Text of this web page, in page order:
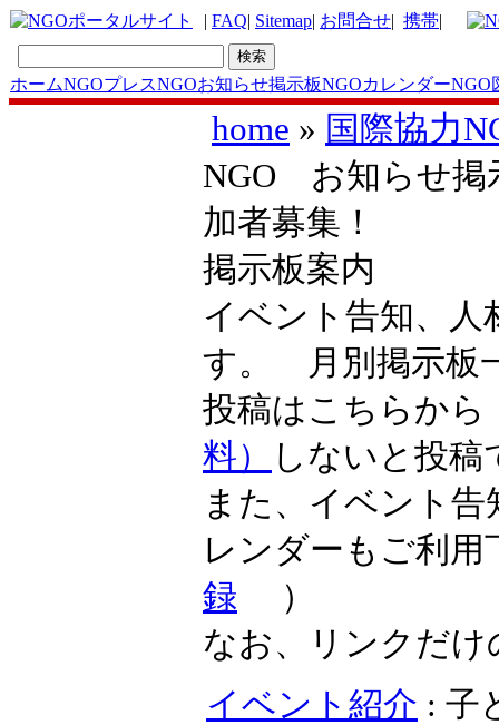
| FAQ| Sitemap| お問合せ| 携帯|
ホームNGOプレスNGOお知らせ掲示板NGOカレンダーNGO
home » 国際協力
NGO お知らせ掲
加者募集！
掲示板案内
イベント告知、人
す。 月別掲示
投稿はこちらか
料）
しないと投
また、イベント
レンダーもご利
録 ）
なお、リンクだ
イベント紹介 : 子